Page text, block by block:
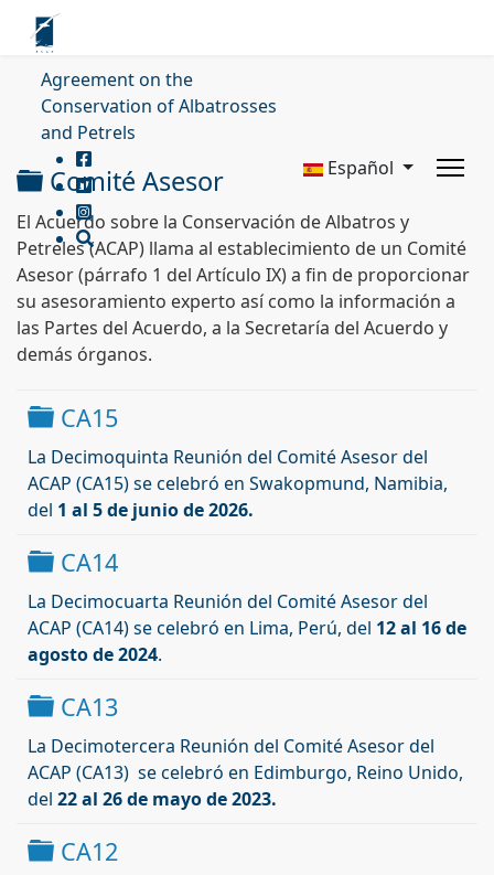
Agreement on the
Conservation of Albatrosses
and Petrels
Español
Carpeta
Comité Asesor
El Acuerdo sobre la Conservación de Albatros y
Petreles (ACAP) llama al establecimiento de un Comité
Asesor (párrafo 1 del Artículo IX) a fin de proporcionar
su asesoramiento experto así como la información a
las Partes del Acuerdo, a la Secretaría del Acuerdo y
demás órganos.
Carpeta
CA15
La Decimoquinta Reunión del Comité Asesor del
ACAP (CA15) se celebró en Swakopmund, Namibia,
del 1 al 5 de junio de 2026.
Carpeta
CA14
La Decimocuarta Reunión del Comité Asesor del
ACAP (CA14) se celebró en Lima, Perú, del 12 al 16 de
agosto de 2024.
Carpeta
CA13
La Decimotercera Reunión del Comité Asesor del
ACAP (CA13) se celebró en Edimburgo, Reino Unido,
del 22 al 26 de mayo de 2023.
Carpeta
CA12